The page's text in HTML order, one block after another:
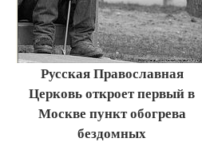
Русская Православная
Церковь откроет первый в
Москве пункт обогрева
бездомных